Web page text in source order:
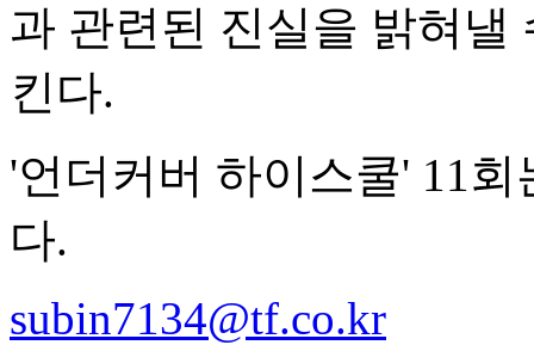
과 관련된 진실을 밝혀낼
킨다.
'언더커버 하이스쿨' 11
다.
subin7134@tf.co.kr